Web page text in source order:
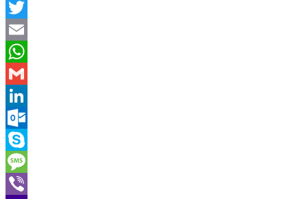
Facebook
Twitter
Email
WhatsApp
Gmail
LinkedIn
Outlook.com
Skype
Message